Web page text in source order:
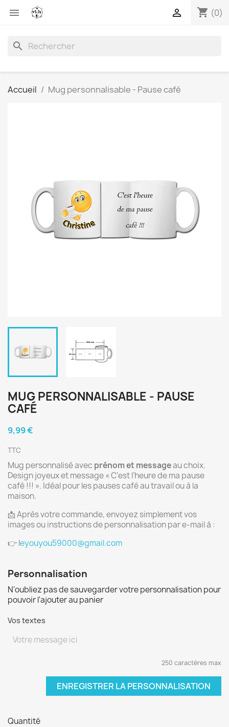
 shopping_cart (0)

search
Accueil Mug personnalisable - Pause café
MUG PERSONNALISABLE - PAUSE
CAFÉ
9,99 €
TTC
Mug personnalisé avec prénom et messageau choix.
Design joyeux et message « C’est l’heure de ma pause
café !!! ». Idéal pour les pauses café au travail ou à la
maison.
📩 Après votre commande, envoyez simplement vos
images ou instructions de personnalisation par e-mail à :
👉 leyouyou59000@gmail.com
Personnalisation
N'oubliez pas de sauvegarder votre personnalisation pour
pouvoir l'ajouter au panier
Vos textes
250 caractères max
ENREGISTRER LA PERSONNALISATION
Quantité